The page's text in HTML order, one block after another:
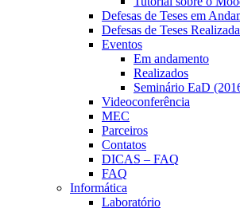
Defesas de Teses em
Defesas de Teses
Eventos
Em andamento
Realizados
Seminário EaD
Videoconferência
MEC
Parceiros
Contatos
DICAS – FAQ
FAQ
Informática
Laboratório